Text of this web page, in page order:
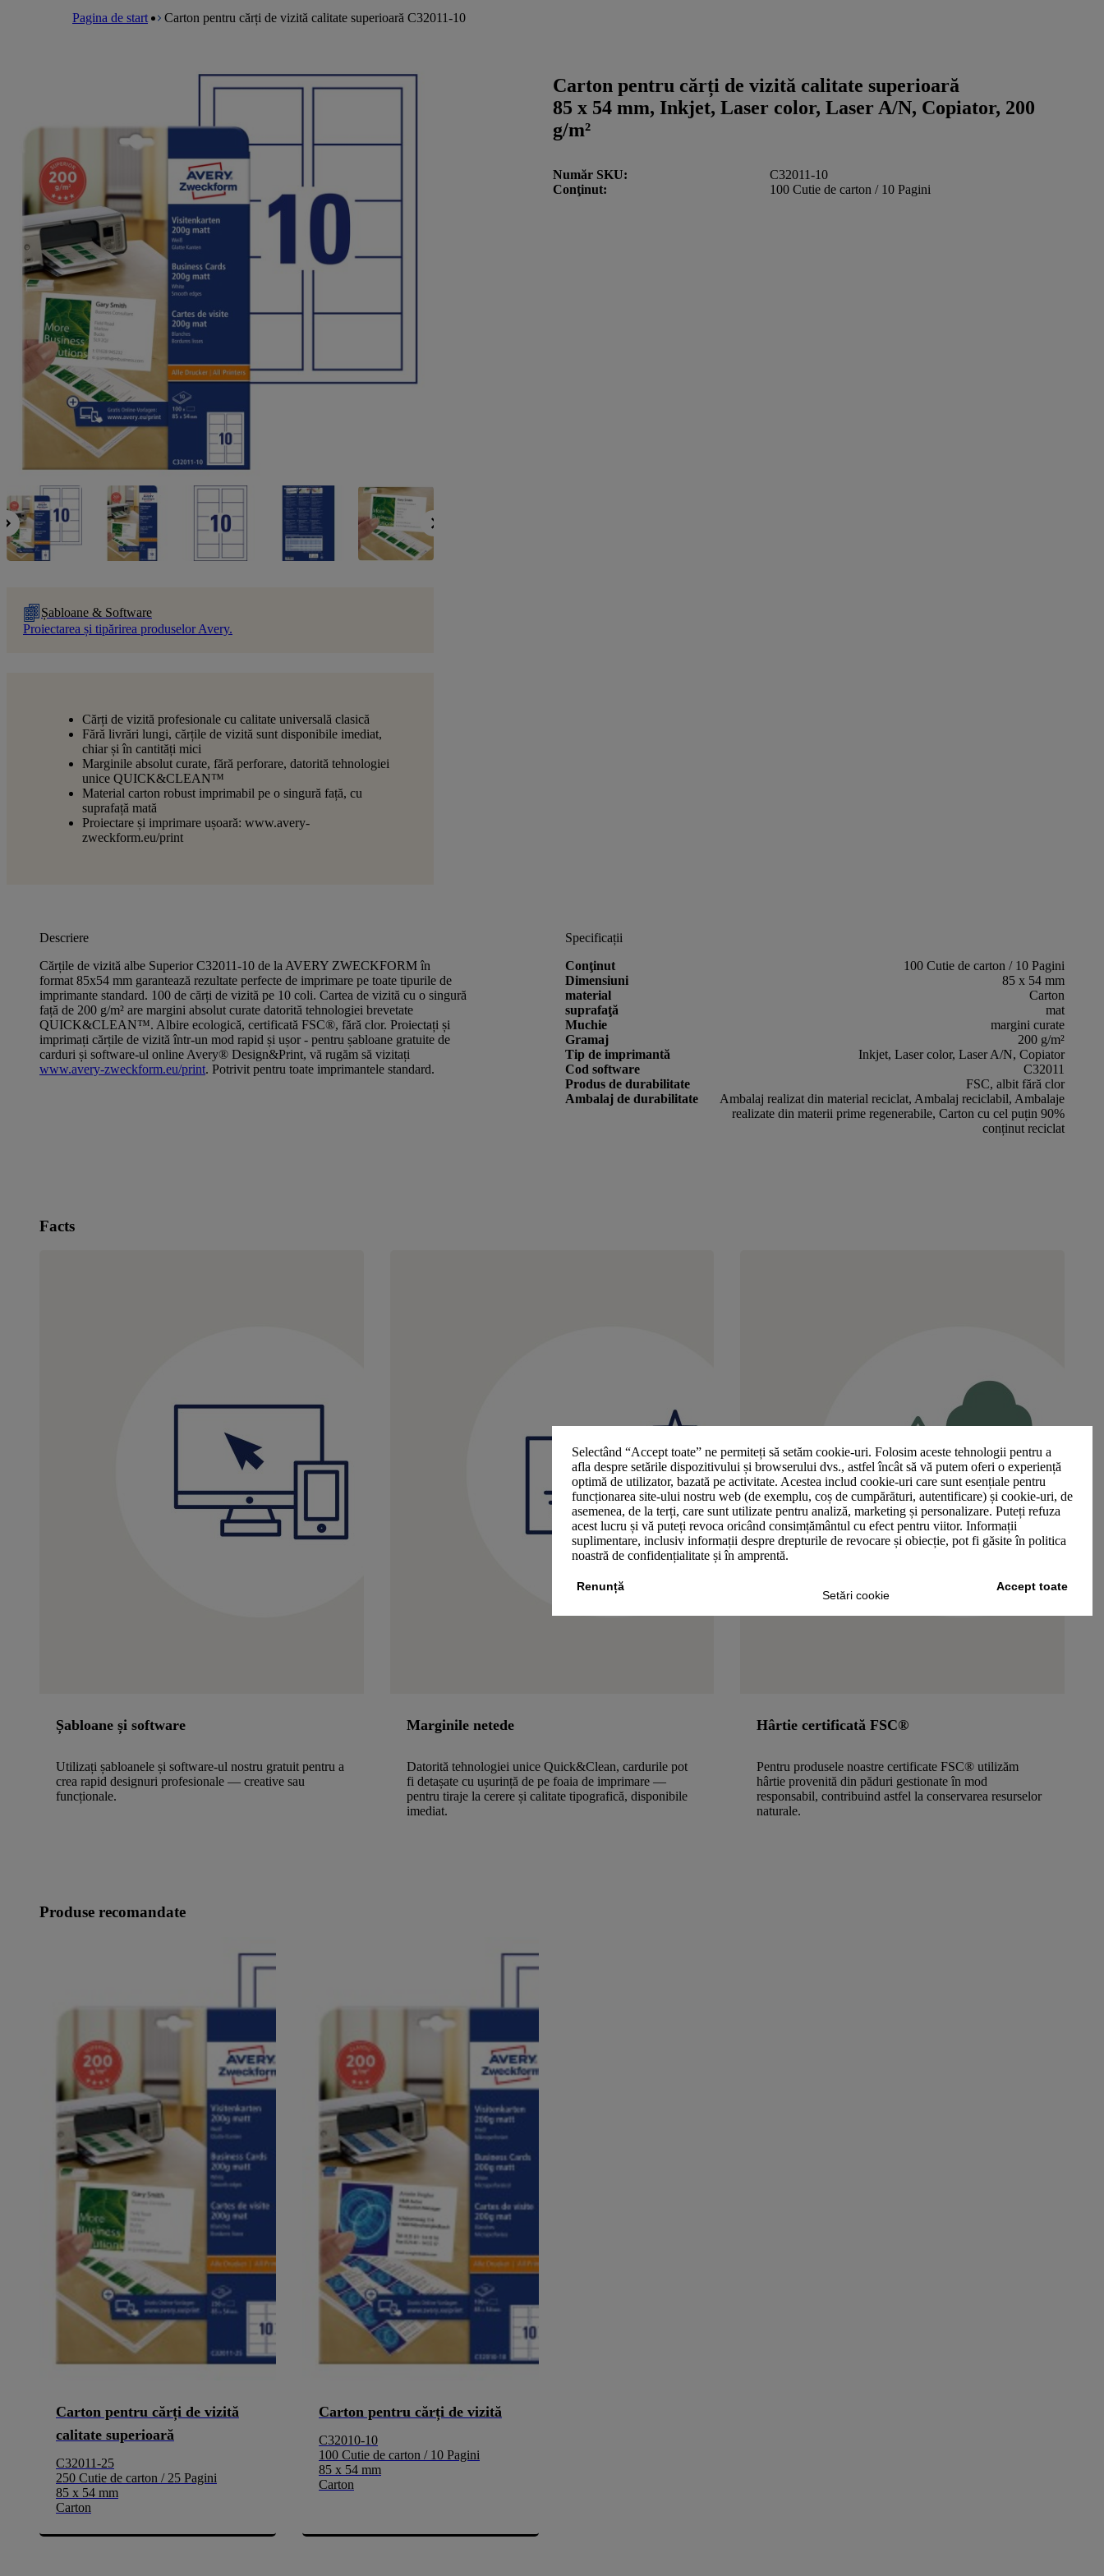
Selectând “Accept toate” ne permiteți să setăm cookie-uri. Folosim aceste tehnologii pentru a
afla despre setările dispozitivului și browserului dvs., astfel încât să vă putem oferi o experiență
optimă de utilizator, bazată pe activitate. Acestea includ cookie-uri care sunt esențiale pentru
funcționarea site-ului nostru web (de exemplu, coș de cumpărături, autentificare) și cookie-uri, de
asemenea, de la terți, care sunt utilizate pentru analiză, marketing și personalizare. Puteți refuza
acest lucru și vă puteți revoca oricând consimțământul cu efect pentru viitor. Informații
suplimentare, inclusiv informații despre drepturile de revocare și obiecție, pot fi găsite în politica
noastră de confidențialitate și în amprentă.
Setări cookie
Renunță Accept toate
Pagina de start Carton pentru cărți de vizită calitate superioară C32011-10
Carton pentru cărți de vizită calitate superioară
85 x 54 mm, Inkjet, Laser color, Laser A/N, Copiator, 200
g/m²
Număr SKU
C32011-10
Conţinut
100 Cutie de carton / 10 Pagini
Șabloane & Software
Proiectarea și tipărirea produselor Avery.
Cărți de vizită profesionale cu calitate universală clasică
Fără livrări lungi, cărțile de vizită sunt disponibile imediat,
chiar și în cantități mici
Marginile absolut curate, fără perforare, datorită tehnologiei
unice QUICK&CLEAN™
Material carton robust imprimabil pe o singură față, cu
suprafață mată
Proiectare și imprimare ușoară: www.avery-
zweckform.eu/print
Descriere
Cărțile de vizită albe Superior C32011-10 de la AVERY ZWECKFORM în
format 85x54 mm garantează rezultate perfecte de imprimare pe toate tipurile de
imprimante standard. 100 de cărți de vizită pe 10 coli. Cartea de vizită cu o singură
față de 200 g/m² are margini absolut curate datorită tehnologiei brevetate
QUICK&CLEAN™. Albire ecologică, certificată FSC®, fără clor. Proiectați și
imprimați cărțile de vizită într-un mod rapid și ușor - pentru șabloane gratuite de
carduri și software-ul online Avery® Design&Print, vă rugăm să vizitați
www.avery-zweckform.eu/print. Potrivit pentru toate imprimantele standard.
Specificații
Conţinut
100 Cutie de carton / 10 Pagini
Dimensiuni
85 x 54 mm
material
Carton
suprafaţă
mat
Muchie
margini curate
Gramaj
200 g/m²
Tip de imprimantă
Inkjet, Laser color, Laser A/N, Copiator
Cod software
C32011
Produs de durabilitate
FSC, albit fără clor
Ambalaj de durabilitate
Ambalaj realizat din material reciclat, Ambalaj reciclabil, Ambalaje
realizate din materii prime regenerabile, Carton cu cel puțin 90%
conținut reciclat
Facts
Șabloane și software
Utilizați șabloanele și software-ul nostru gratuit pentru a
crea rapid designuri profesionale — creative sau
funcționale.
Marginile netede
Datorită tehnologiei unice Quick&Clean, cardurile pot
fi detașate cu ușurință de pe foaia de imprimare —
pentru tiraje la cerere și calitate tipografică, disponibile
imediat.
Hârtie certificată FSC®
Pentru produsele noastre certificate FSC® utilizăm
hârtie provenită din păduri gestionate în mod
responsabil, contribuind astfel la conservarea resurselor
naturale.
Produse recomandate
Carton pentru cărți de vizită
calitate superioară
C32011-25
250 Cutie de carton / 25 Pagini
85 x 54 mm
Carton
Carton pentru cărți de vizită
C32010-10
100 Cutie de carton / 10 Pagini
85 x 54 mm
Carton